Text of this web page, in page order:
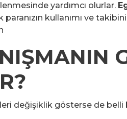
yardımcı olurlar.
kullanımı ve
değişiklik gösterse de belli